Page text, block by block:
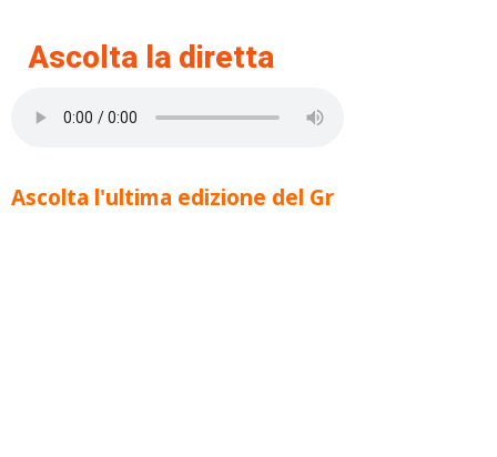
Ascolta la diretta
Ascolta l'ultima edizione del Gr